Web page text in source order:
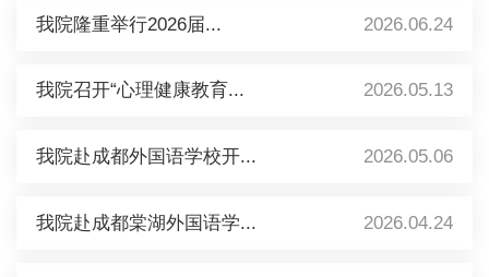
我院隆重举行2026届... 2026.06.24
我院召开“心理健康教育... 2026.05.13
我院赴成都外国语学校开... 2026.05.06
我院赴成都棠湖外国语学... 2026.04.24